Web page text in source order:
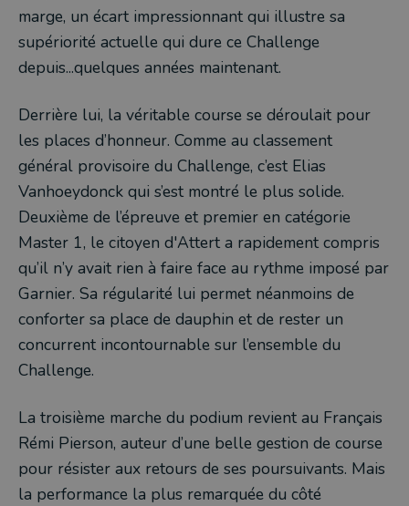
marge, un écart impressionnant qui illustre sa
supériorité actuelle qui dure ce Challenge
depuis...quelques années maintenant.
Derrière lui, la véritable course se déroulait pour
les places d’honneur. Comme au classement
général provisoire du Challenge, c’est Elias
Vanhoeydonck qui s’est montré le plus solide.
Deuxième de l’épreuve et premier en catégorie
Master 1, le citoyen d'Attert a rapidement compris
qu’il n’y avait rien à faire face au rythme imposé par
Garnier. Sa régularité lui permet néanmoins de
conforter sa place de dauphin et de rester un
concurrent incontournable sur l’ensemble du
Challenge.
La troisième marche du podium revient au Français
Rémi Pierson, auteur d’une belle gestion de course
pour résister aux retours de ses poursuivants. Mais
la performance la plus remarquée du côté